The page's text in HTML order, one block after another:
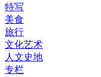
特写
美食
旅行
文化艺术
人文史地
专栏